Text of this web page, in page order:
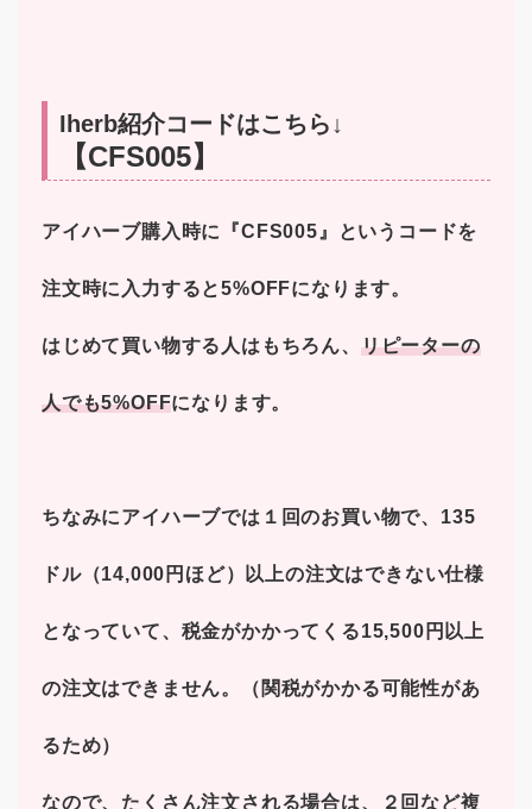
Iherb紹介コードはこちら↓
【CFS005】
アイハーブ購入時に『CFS005』というコードを
注文時に入力すると5%OFFになります。
はじめて買い物する人はもちろん、 リピーターの
人でも5%OFFになります。
ちなみにアイハーブでは１回のお買い物で、135
ドル（14,000円ほど）以上の注文はできない仕様
となっていて、税金がかかってくる15,500円以上
の注文はできません。（関税がかかる可能性があ
るため）
なので、たくさん注文される場合は、２回など複